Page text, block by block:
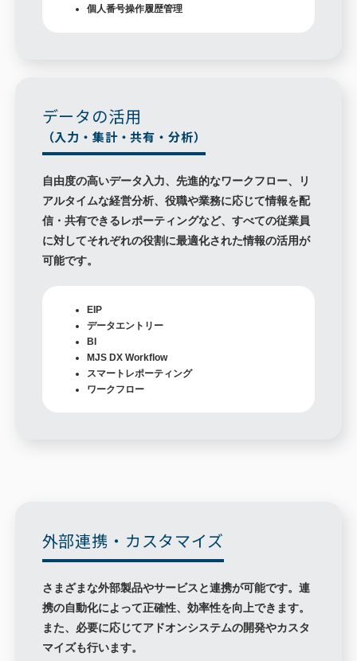
個人番号操作履歴管理
データの活用
（入力・集計・共有・分析）
自由度の高いデータ入力、先進的なワークフロー、リ
アルタイムな経営分析、役職や業務に応じて情報を配
信・共有できるレポーティングなど、すべての従業員
に対してそれぞれの役割に最適化された情報の活用が
可能です。
EIP
データエントリー
BI
MJS DX Workflow
スマートレポーティング
ワークフロー
外部連携・カスタマイズ
さまざまな外部製品やサービスと連携が可能です。連
携の自動化によって正確性、効率性を向上できます。
また、必要に応じてアドオンシステムの開発やカスタ
マイズも行います。